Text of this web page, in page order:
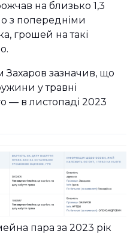
на близько 1,3
з попередніми
грошей на такі
Захаров зазначив, що
у травні
— в листопаді 2023
пара за 2023 рік